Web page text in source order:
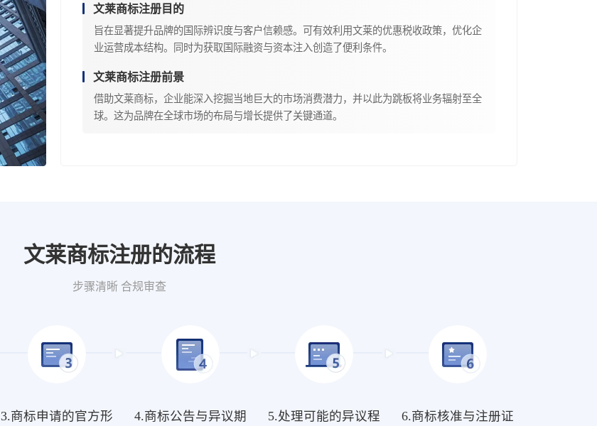
文莱商标注册目的
旨在显著提升品牌的国际辨识度与客户信赖感。可有效利用文莱的优惠税收政策，优化企
业运营成本结构。同时为获取国际融资与资本注入创造了便利条件。
文莱商标注册前景
借助文莱商标，企业能深入挖掘当地巨大的市场消费潜力，并以此为跳板将业务辐射至全
球。这为品牌在全球市场的布局与增长提供了关键通道。
文莱商标注册的流程
步骤清晰 合规审查
3.商标申请的官方形
4.商标公告与异议期
5.处理可能的异议程
6.商标核准与注册证